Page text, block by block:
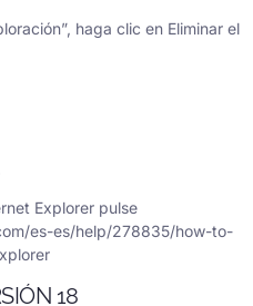
haga clic en Eliminar el
Explorer pulse
es-es/help/278835/how-to-
18